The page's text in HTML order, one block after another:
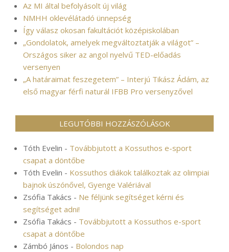
Az MI által befolyásolt új világ
NMHH oklevélátadó ünnepség
Így válasz okosan fakultációt középiskolában
„Gondolatok, amelyek megváltoztatják a világot” –
Országos siker az angol nyelvű TED-előadás
versenyen
„A határaimat feszegetem” – Interjú Tikász Ádám, az
első magyar férfi naturál IFBB Pro versenyzővel
LEGUTÓBBI HOZZÁSZÓLÁSOK
Tóth Evelin - Továbbjutott a Kossuthos e-sport
csapat a döntőbe
Tóth Evelin - Kossuthos diákok találkoztak az olimpiai
bajnok úszónővel, Gyenge Valériával
Zsófia Takács - Ne féljünk segítséget kérni és
segítséget adni!
Zsófia Takács - Továbbjutott a Kossuthos e-sport
csapat a döntőbe
Zámbó János - Bolondos nap